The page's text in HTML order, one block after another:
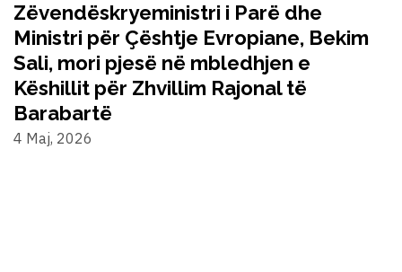
Zëvendëskryeministri i Parë dhe
Ministri për Çështje Evropiane, Bekim
Sali, mori pjesë në mbledhjen e
Këshillit për Zhvillim Rajonal të
Barabartë
4 Maj, 2026